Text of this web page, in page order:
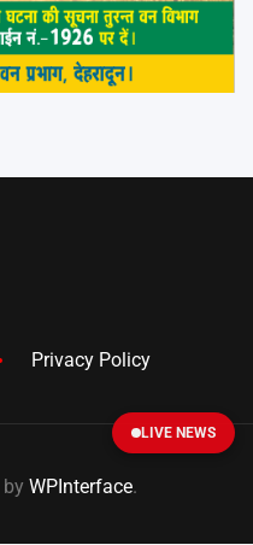
Privacy Policy
WPInterface.
LIVE NEWS